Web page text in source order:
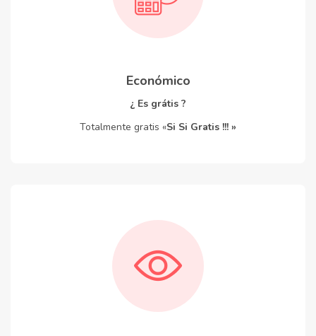
Económico
¿ Es grátis ?
Totalmente gratis «Si Si Gratis !!! »